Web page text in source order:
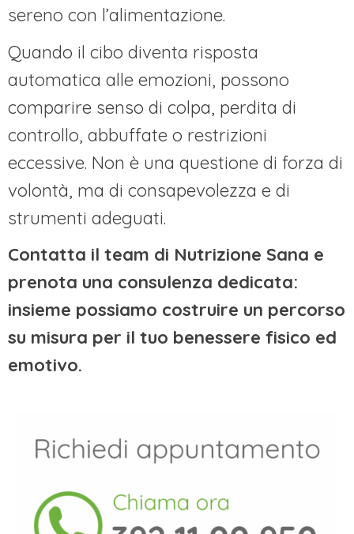
sereno con l’alimentazione.
Quando il cibo diventa risposta
automatica alle emozioni, possono
comparire senso di colpa, perdita di
controllo, abbuffate o restrizioni
eccessive. Non è una questione di forza di
volontà, ma di consapevolezza e di
strumenti adeguati.
Contatta il team di Nutrizione Sana e
prenota una consulenza dedicata:
insieme possiamo costruire un percorso
su misura per il tuo benessere fisico ed
emotivo.